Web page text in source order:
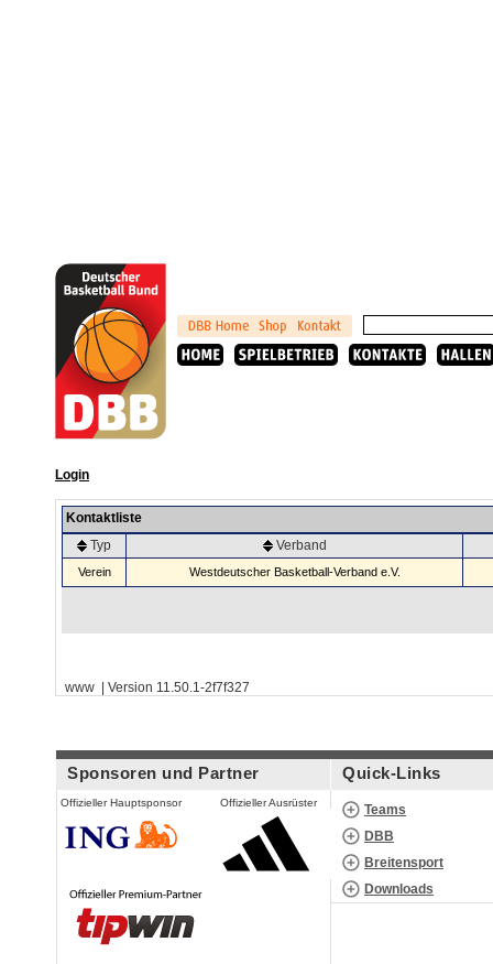
Login
Kontaktliste
Typ
Verband
Verein Westdeutscher Basketball-Verband e.V.
www | Version 11.50.1-2f7f327
Sponsoren und Partner
Offizieller Hauptsponsor Offizieller Ausrüster
Quick-Links
Teams
DBB
Breitensport
Downloads